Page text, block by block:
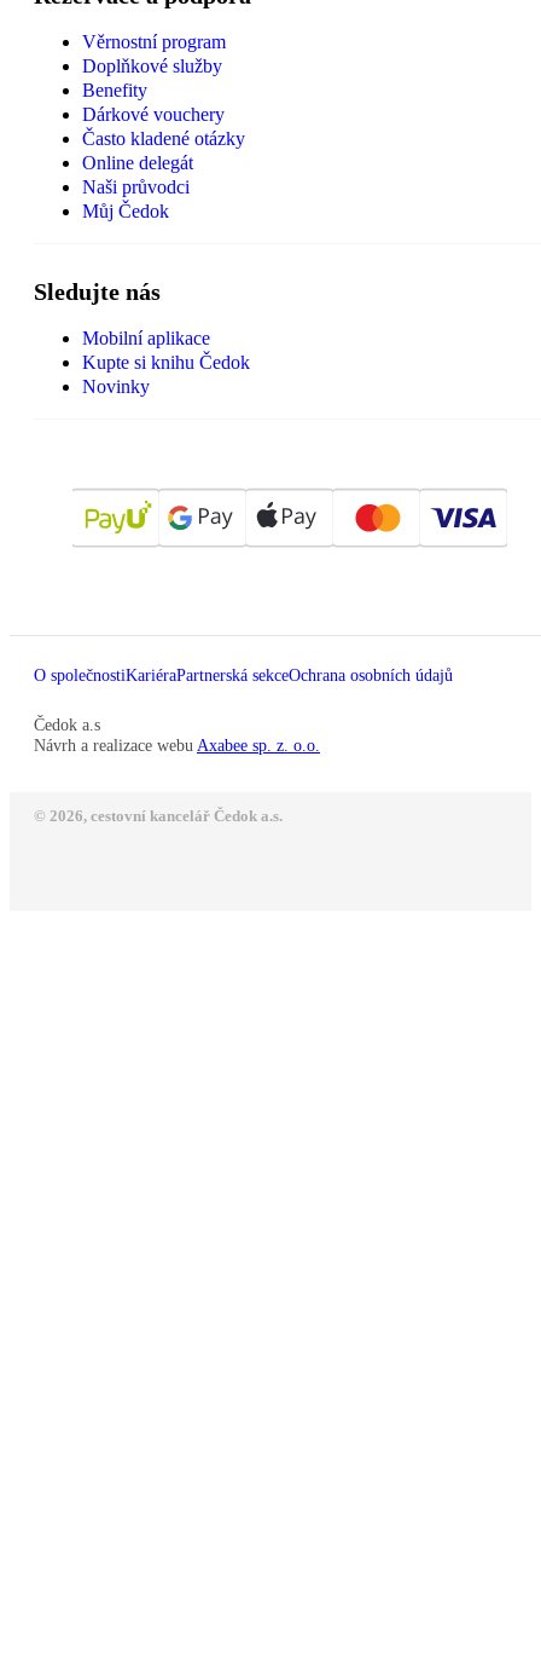
Věrnostní program
Doplňkové služby
Benefity
Dárkové vouchery
Často kladené otázky
Online delegát
Naši průvodci
Můj Čedok
Sledujte nás
Mobilní aplikace
Kupte si knihu Čedok
Novinky
O společnostiKariéraPartnerská sekceOchrana osobních údajů
Čedok a.s
Návrh a realizace webu Axabee sp. z. o.o.
© 2026, cestovní kancelář Čedok a.s.